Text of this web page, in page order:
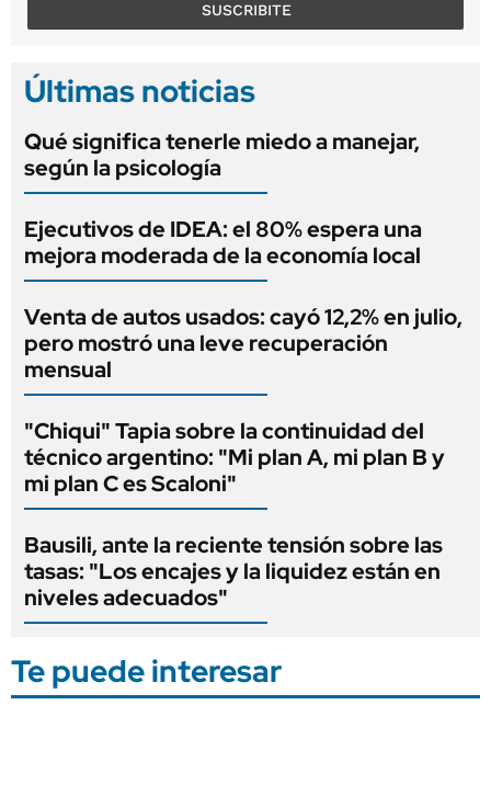
SUSCRIBITE
Últimas noticias
Qué significa tenerle miedo a manejar,
según la psicología
Ejecutivos de IDEA: el 80% espera una
mejora moderada de la economía local
Venta de autos usados: cayó 12,2% en julio,
pero mostró una leve recuperación
mensual
"Chiqui" Tapia sobre la continuidad del
técnico argentino: "Mi plan A, mi plan B y
mi plan C es Scaloni"
Bausili, ante la reciente tensión sobre las
tasas: "Los encajes y la liquidez están en
niveles adecuados"
Te puede interesar